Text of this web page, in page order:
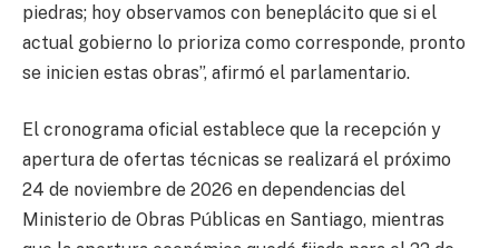
piedras; hoy observamos con beneplácito que si el
actual gobierno lo prioriza como corresponde, pronto
se inicien estas obras”, afirmó el parlamentario.
El cronograma oficial establece que la recepción y
apertura de ofertas técnicas se realizará el próximo
24 de noviembre de 2026 en dependencias del
Ministerio de Obras Públicas en Santiago, mientras